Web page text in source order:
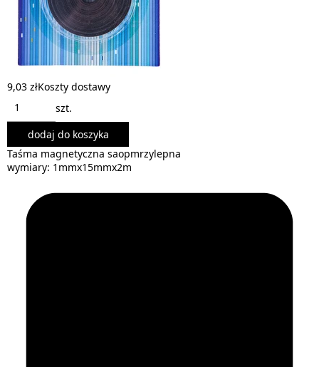
9,03 złKoszty dostawy
szt.
dodaj do koszyka
Taśma magnetyczna saopmrzylepna
wymiary: 1mmx15mmx2m